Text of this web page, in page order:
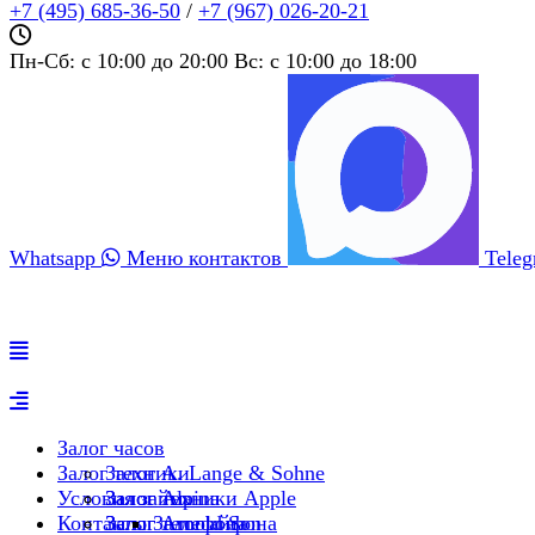
+7 (495) 685‑36‑50 / +7 (967) 026‑20‑21
Пн-Сб: c 10:00 до 20:00 Вс: c 10:00 до 18:00
Whatsapp Меню контактов
Залог часов
Залог A. Lange & Sohne
Залог Alpina
Залог Arnold Son
Залог техники
Залог техники Apple
Залог айфона
Залог телефона
Условия займа
Контакты